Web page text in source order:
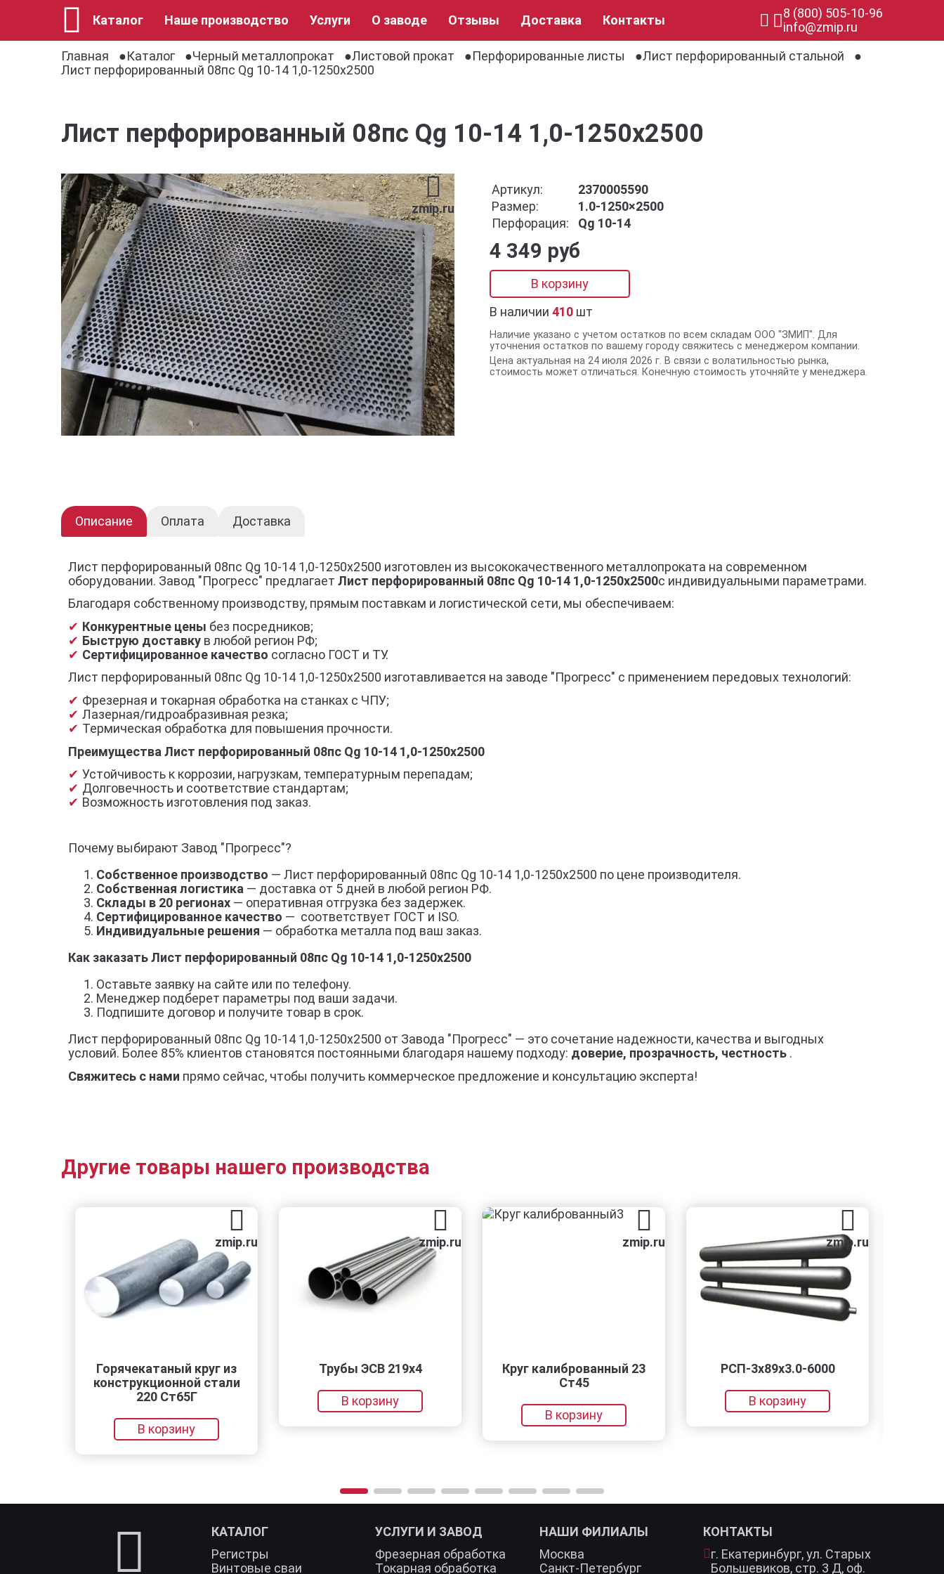
Каталог Наше производство Услуги О заводе Отзывы Доставка Контакты
8 (800) 505-10-96
info@zmip.ru
Главная
Каталог Черный металлопрокат Листовой прокат Перфорированные листы
Лист перфорированный стальной
Лист перфорированный 08пс Qg 10-14 1,0-1250х2500
Лист перфорированный 08пс Qg 10-14 1,0-1250х2500
zmip.ru
Артикул:
2370005590
Размер:
1.0-1250×2500
Перфорация:
Qg 10-14
4 349 руб
В корзину
В наличии 410 шт
Наличие указано с учетом остатков по всем складам ООО "ЗМИП". Для
уточнения остатков по вашему городу свяжитесь с менеджером компании.
Цена актуальная на 24 июля 2026 г. В связи с волатильностью рынка,
стоимость может отличаться. Конечную стоимость уточняйте у менеджера.
Описание Оплата Доставка
Лист перфорированный 08пс Qg 10-14 1,0-1250х2500 изготовлен из высококачественного металлопроката на современном
оборудовании. Завод "Прогресс" предлагает Лист перфорированный 08пс Qg 10-14 1,0-1250х2500с индивидуальными параметрами.
Благодаря собственному производству, прямым поставкам и логистической сети, мы обеспечиваем:
Конкурентные цены без посредников;
Быструю доставку в любой регион РФ;
Сертифицированное качество согласно ГОСТ и ТУ.
Лист перфорированный 08пс Qg 10-14 1,0-1250х2500 изготавливается на заводе "Прогресс" с применением передовых технологий:
Фрезерная и токарная обработка на станках с ЧПУ;
Лазерная/гидроабразивная резка;
Термическая обработка для повышения прочности.
Преимущества Лист перфорированный 08пс Qg 10-14 1,0-1250х2500
Устойчивость к коррозии, нагрузкам, температурным перепадам;
Долговечность и соответствие стандартам;
Возможность изготовления под заказ.
Почему выбирают Завод "Прогресс"?
Собственное производство — Лист перфорированный 08пс Qg 10-14 1,0-1250х2500 по цене производителя.
Собственная логистика — доставка от 5 дней в любой регион РФ.
Склады в 20 регионах — оперативная отгрузка без задержек.
Сертифицированное качество — соответствует ГОСТ и ISO.
Индивидуальные решения — обработка металла под ваш заказ.
Как заказать Лист перфорированный 08пс Qg 10-14 1,0-1250х2500
Оставьте заявку на сайте или по телефону.
Менеджер подберет параметры под ваши задачи.
Подпишите договор и получите товар в срок.
Лист перфорированный 08пс Qg 10-14 1,0-1250х2500 от Завода "Прогресс" — это сочетание надежности, качества и выгодных
условий. Более 85% клиентов становятся постоянными благодаря нашему подходу: доверие, прозрачность, честность .
Свяжитесь с нами прямо сейчас, чтобы получить коммерческое предложение и консультацию эксперта!
Другие товары нашего производства
zmip.ru
Горячекатаный круг из
конструкционной стали
220 Ст65Г
В корзину
zmip.ru
Трубы ЭСВ 219х4
В корзину
zmip.ru
Круг калиброванный 23
Ст45
В корзину
zmip.ru
РСП-3x89x3.0-6000
В корзину
КАТАЛОГ
Регистры
Винтовые сваи
УСЛУГИ И ЗАВОД
Фрезерная обработка
Токарная обработка
НАШИ ФИЛИАЛЫ
Москва
Санкт-Петербург
КОНТАКТЫ
г. Екатеринбург,ул. Старых
Большевиков, стр. 3 Д, оф.